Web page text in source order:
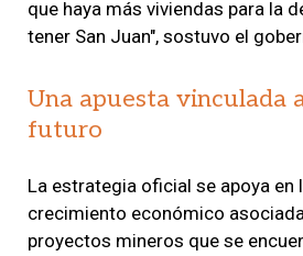
que haya más viviendas para la
tener San Juan", sostuvo el
Una apuesta vinculada
futuro
La estrategia oficial se apoya en
crecimiento económico
proyectos mineros que se